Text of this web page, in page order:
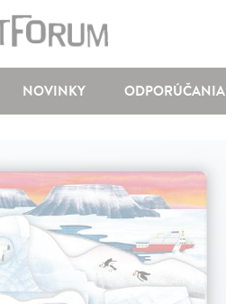
NOVINKY ODPORÚČANIA